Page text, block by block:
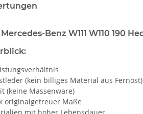
Benz W111 W110 190
(kein billiges Material aus Fernost)
(keine Massenware)
originalgetreuer Maße